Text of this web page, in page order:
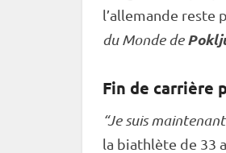
l’allemande reste
du Mondede
Fin de carrière
“Je suis
la biathlète de 33